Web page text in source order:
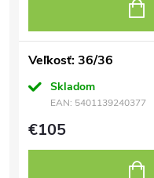
Veľkosť: 36/36
Skladom
EAN: 5401139240377
€105